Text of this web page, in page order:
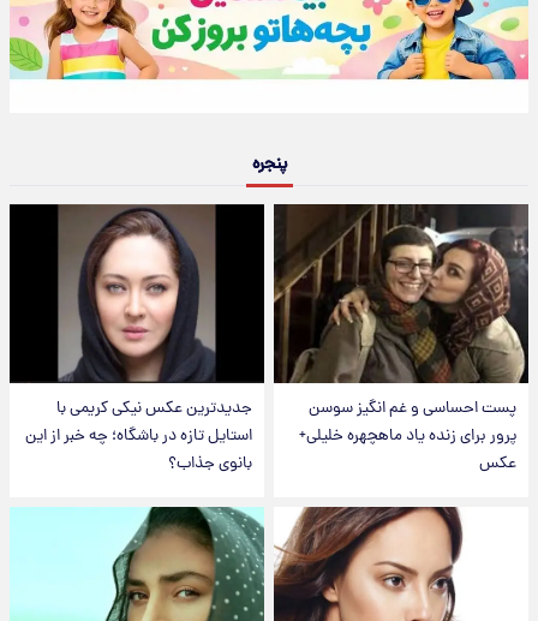
پنجره
پست احساسی و غم انگیز سوسن
پرور برای زنده یاد ماهچهره خلیلی+
عکس
جدیدترین عکس نیکی کریمی با
استایل تازه در باشگاه؛ چه خبر از این
بانوی جذاب؟